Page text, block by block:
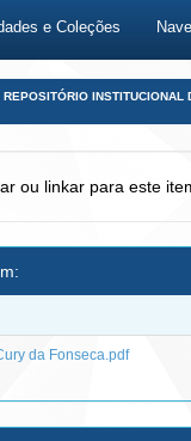
e Coleções
REPOSITÓRIO INSTITUCIONAL
ou linkar para este
da Fonseca.pdf